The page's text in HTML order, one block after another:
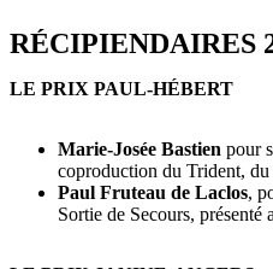
RÉCIPIENDAIRES
LE PRIX PAUL-HÉBERT
Marie-Josée Bastien pour
coproduction du Trident,
Paul Fruteau de Laclos,
Sortie de Secours, présenté